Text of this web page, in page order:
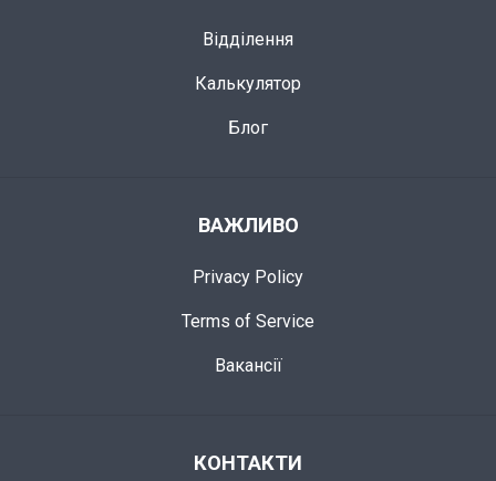
Відділення
Калькулятор
Блог
ВАЖЛИВО
Privacy Policy
Terms of Service
Вакансії
КОНТАКТИ